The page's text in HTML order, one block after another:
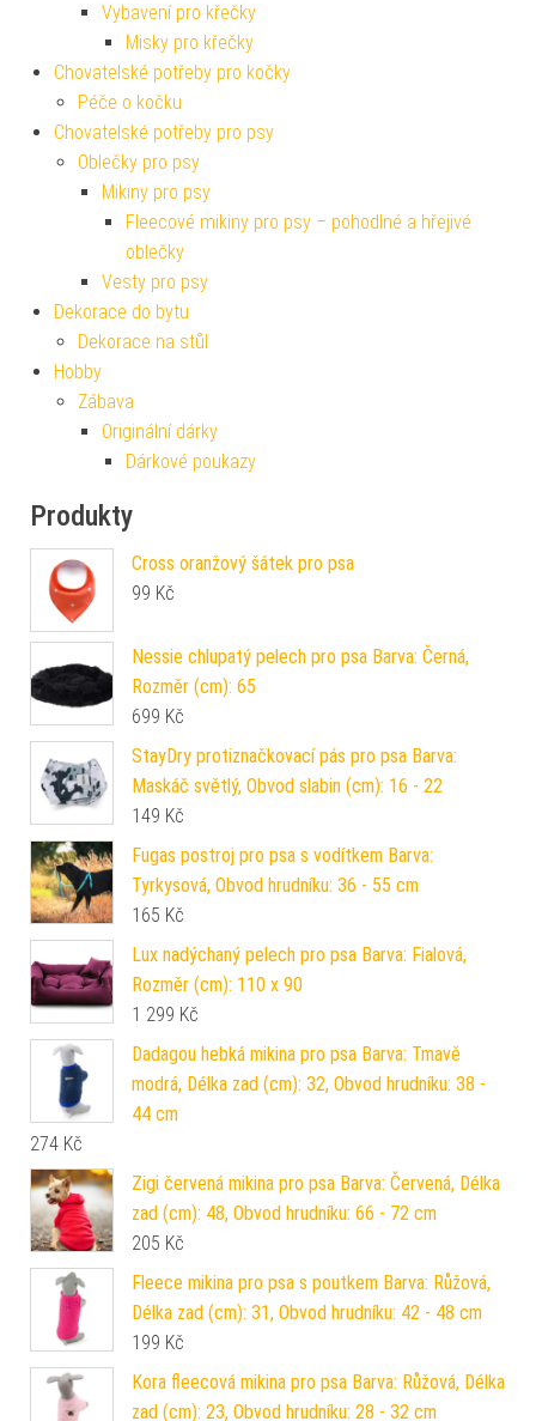
Vybavení pro křečky
Misky pro křečky
Chovatelské potřeby pro kočky
Péče o kočku
Chovatelské potřeby pro psy
Oblečky pro psy
Mikiny pro psy
Fleecové mikiny pro psy – pohodlné a hřejivé
oblečky
Vesty pro psy
Dekorace do bytu
Dekorace na stůl
Hobby
Zábava
Originální dárky
Dárkové poukazy
Produkty
Cross oranžový šátek pro psa
99 Kč
Nessie chlupatý pelech pro psa Barva: Černá,
Rozměr (cm): 65
699 Kč
StayDry protiznačkovací pás pro psa Barva:
Maskáč světlý, Obvod slabin (cm): 16 - 22
149 Kč
Fugas postroj pro psa s vodítkem Barva:
Tyrkysová, Obvod hrudníku: 36 - 55 cm
165 Kč
Lux nadýchaný pelech pro psa Barva: Fialová,
Rozměr (cm): 110 x 90
1 299 Kč
Dadagou hebká mikina pro psa Barva: Tmavě
modrá, Délka zad (cm): 32, Obvod hrudníku: 38 -
44 cm
274 Kč
Zigi červená mikina pro psa Barva: Červená, Délka
zad (cm): 48, Obvod hrudníku: 66 - 72 cm
205 Kč
Fleece mikina pro psa s poutkem Barva: Růžová,
Délka zad (cm): 31, Obvod hrudníku: 42 - 48 cm
199 Kč
Kora fleecová mikina pro psa Barva: Růžová, Délka
zad (cm): 23, Obvod hrudníku: 28 - 32 cm